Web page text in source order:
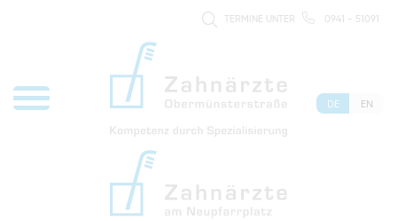
TERMINE UNTER 0941 - 51091
DE EN